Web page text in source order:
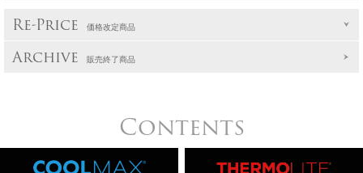
Re-Price 価格改定商品
Archive 販売終了商品
Contents